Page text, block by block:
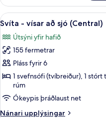
-
svefnherbergi
Skoða
allar
myndir
fyrir
Svíta
-
vísar
að
sjó
11
Svíta - vísar að sjó (Central)
Útsýni yfir hafið
155 fermetrar
Pláss fyrir 6
1 svefnsófi (tvíbreiður), 1
rúm
Ókeypis þráðlaust net
Nánari upplýsingar
Nánari